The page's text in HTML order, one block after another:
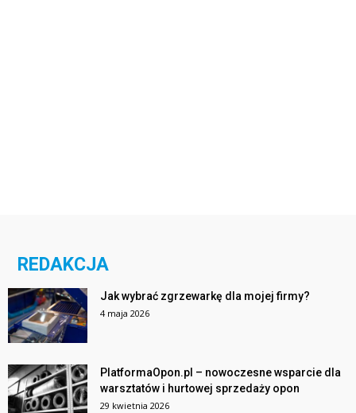
REDAKCJA
Jak wybrać zgrzewarkę dla mojej firmy?
4 maja 2026
PlatformaOpon.pl – nowoczesne wsparcie dla
warsztatów i hurtowej sprzedaży opon
29 kwietnia 2026